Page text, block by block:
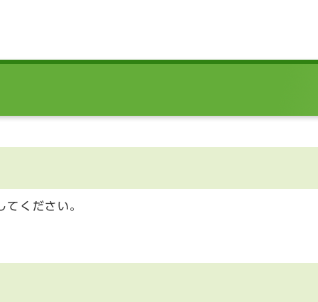
てください。